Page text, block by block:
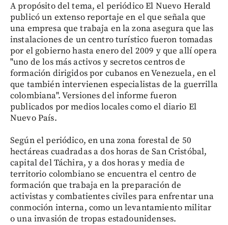
A propósito del tema, el periódico El Nuevo Herald
publicó un extenso reportaje en el que señala que
una empresa que trabaja en la zona asegura que las
instalaciones de un centro turístico fueron tomadas
por el gobierno hasta enero del 2009 y que allí opera
"uno de los más activos y secretos centros de
formación dirigidos por cubanos en Venezuela, en el
que también intervienen especialistas de la guerrilla
colombiana". Versiones del informe fueron
publicados por medios locales como el diario El
Nuevo País.
Según el periódico, en una zona forestal de 50
hectáreas cuadradas a dos horas de San Cristóbal,
capital del Táchira, y a dos horas y media de
territorio colombiano se encuentra el centro de
formación que trabaja en la preparación de
activistas y combatientes civiles para enfrentar una
conmoción interna, como un levantamiento militar
o una invasión de tropas estadounidenses.